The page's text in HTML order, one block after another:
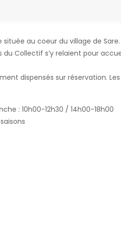
au coeur du village de
Collectif s’y relaient pour
dispensés sur réservation.
: 10h00-12h30 / 14h00-18h00